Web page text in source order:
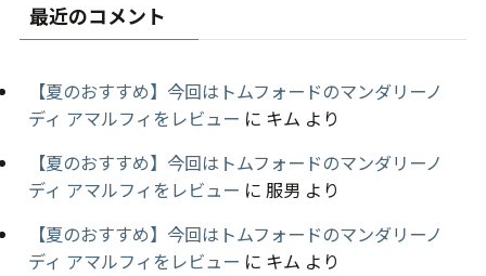
最近のコメント
【夏のおすすめ】今回はトムフォードのマンダリーノ
ディ アマルフィをレビュー に キム より
【夏のおすすめ】今回はトムフォードのマンダリーノ
ディ アマルフィをレビュー に 服男 より
【夏のおすすめ】今回はトムフォードのマンダリーノ
ディ アマルフィをレビュー に キム より